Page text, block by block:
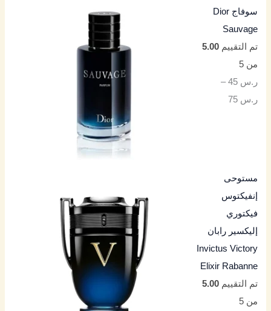
سوفاج Dior
Sauvage
تم التقييم5.00
من 5
ر.س 45
–
ر.س 75
مستوحى
إنفيكتوس
فيكتوري
إليكسير رابان
Invictus Victory
Elixir Rabanne
تم التقييم5.00
من 5